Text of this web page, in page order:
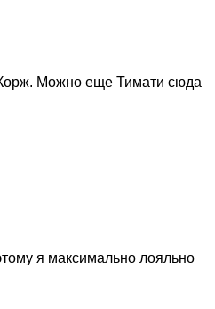
Корж. Можно еще Тимати сюда
я максимально лояльно